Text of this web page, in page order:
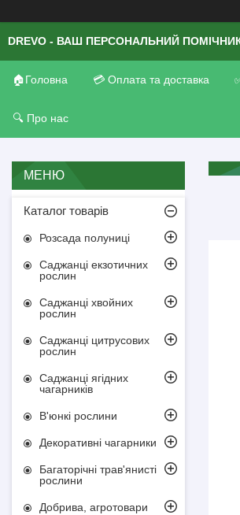
DREVO - ВАШ ПЕРСОНАЛЬНИЙ
🏠Головна 💳 Оплата та доставка
🔍 Про нас
Каталог товарів
Розсада полуниці
Саджанці екзотичних
рослин
Саджанці хвойних
рослин
Саджанці цитрусових
рослин
Саджанці ягідних
чагарників
В'юнкі рослини
Декоративні чагарники
Багаторічні трав'янисті
рослини
Добрива, агротовари